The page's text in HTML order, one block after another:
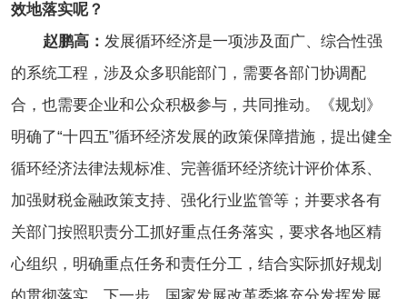
效地落实呢？
赵鹏高： 发展循环经济是一项涉及面广、综合性强
的系统工程，涉及众多职能部门，需要各部门协调配
合，也需要企业和公众积极参与，共同推动。《规划》
明确了“十四五”循环经济发展的政策保障措施，提出健全
循环经济法律法规标准、完善循环经济统计评价体系、
加强财税金融政策支持、强化行业监管等；并要求各有
关部门按照职责分工抓好重点任务落实，要求各地区精
心组织，明确重点任务和责任分工，结合实际抓好规划